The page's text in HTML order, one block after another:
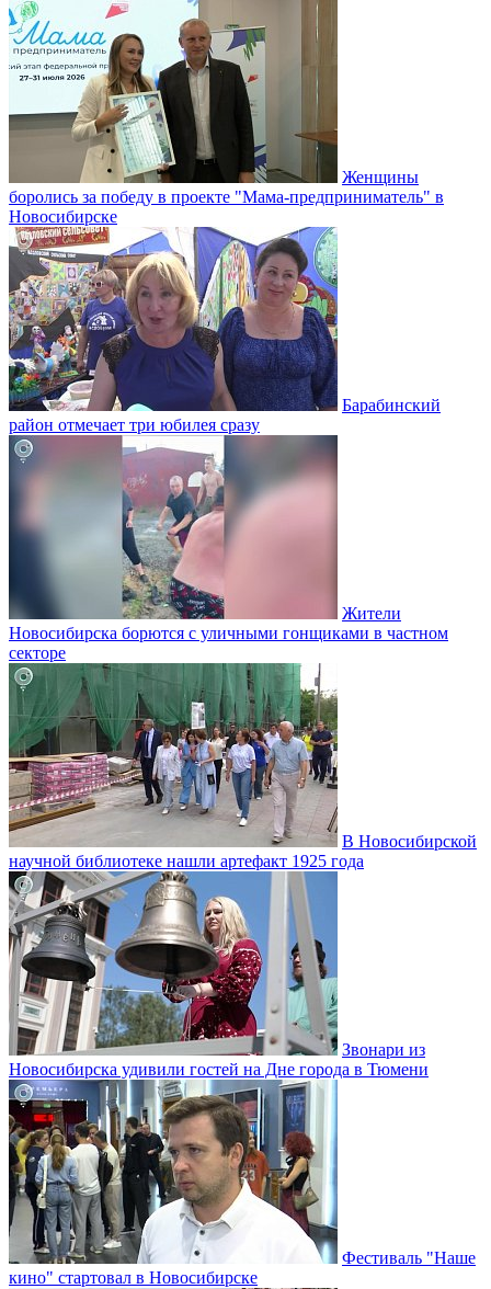
Женщины
боролись за победу в проекте "Мама-предприниматель" в
Новосибирске
Барабинский
район отмечает три юбилея сразу
Жители
Новосибирска борются с уличными гонщиками в частном
секторе
В Новосибирской
научной библиотеке нашли артефакт 1925 года
Звонари из
Новосибирска удивили гостей на Дне города в Тюмени
Фестиваль "Наше
кино" стартовал в Новосибирске